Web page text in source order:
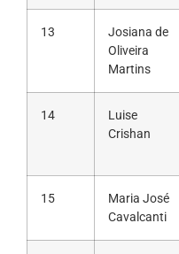
13
Josiana de
Oliveira
Martins
14
Luise
Crishan
15
Maria José
Cavalcanti